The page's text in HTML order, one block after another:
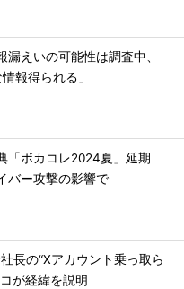
漏えいの可能性は調査中、
報得られる」
「ボカコレ2024夏」延期
バー攻撃の影響で
長の“Xアカウント乗っ取ら
が経緯を説明